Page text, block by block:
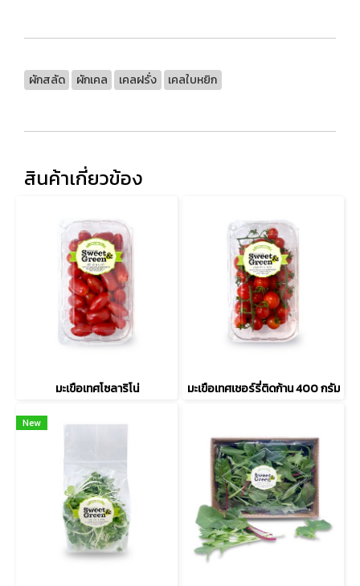
ผักสลัด ผักเคล เคลฝรั่ง เคลใบหยิก
สินค้าเกี่ยวข้อง
มะเขือเทศโซลาริโน่ มะเขือเทศเชอร์รี่ติดก้าน 400 กรัม
New